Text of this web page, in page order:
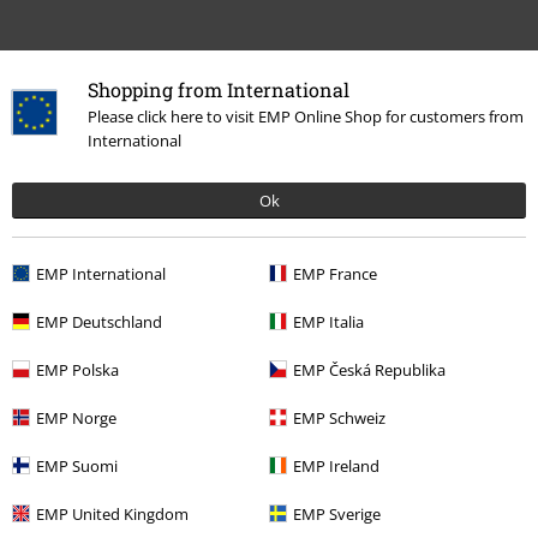
Shopping from International
Please click here to visit EMP Online Shop for customers from
International
Ok
EMP International EMP France
EMP Deutschland EMP Italia
EMP Polska EMP Česká Republika
EMP Norge EMP Schweiz
EMP Suomi EMP Ireland
EMP United Kingdom EMP Sverige
Plus de catégories. Plus d'options.
Vêtements & accessoires Hauts T-shirts
Thèmes Streetwear Streetwear Femme
Thèmes Streetwear T-Shirts
Thèmes Basics T-Shirts
Thèmes Basics